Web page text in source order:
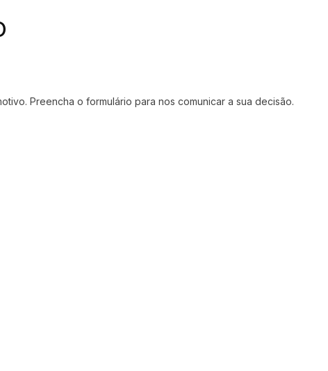
Preencha o formulário para nos comunicar a sua decisão.